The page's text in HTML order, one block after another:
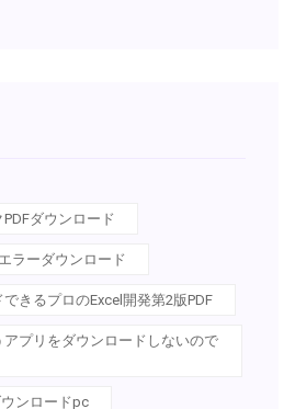
ダウンロード
ラーダウンロード
きるプロのExcel開発第2版PDF
プリをダウンロードしないので
ンロードpc